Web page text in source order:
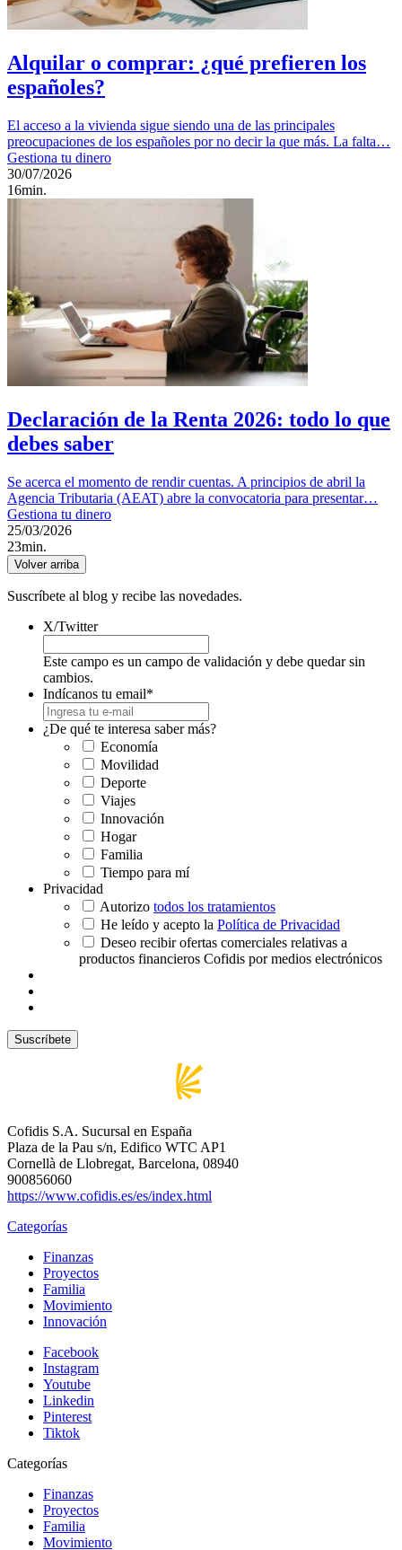
Alquilar o comprar: ¿qué prefieren los
españoles?
El acceso a la vivienda sigue siendo una de las principales
preocupaciones de los españoles por no decir la que más. La falta…
Gestiona tu dinero
30/07/2026
16min.
Declaración de la Renta 2026: todo lo que
debes saber
Se acerca el momento de rendir cuentas. A principios de abril la
Agencia Tributaria (AEAT) abre la convocatoria para presentar…
Gestiona tu dinero
25/03/2026
23min.
Volver arriba
Suscríbete al blog y recibe las novedades.
X/Twitter
Este campo es un campo de validación y debe quedar sin
cambios.
Indícanos tu email*
¿De qué te interesa saber más?
Economía
Movilidad
Deporte
Viajes
Innovación
Hogar
Familia
Tiempo para mí
Privacidad
Autorizo todos los tratamientos
He leído y acepto la Política de Privacidad
Deseo recibir ofertas comerciales relativas a
productos financieros Cofidis por medios electrónicos
Cofidis S.A. Sucursal en España
Plaza de la Pau s/n, Edifico WTC AP1
Cornellà de Llobregat, Barcelona, 08940
900856060
https://www.cofidis.es/es/index.html
Categorías
Finanzas
Proyectos
Familia
Movimiento
Innovación
Facebook
Instagram
Youtube
Linkedin
Pinterest
Tiktok
Categorías
Finanzas
Proyectos
Familia
Movimiento